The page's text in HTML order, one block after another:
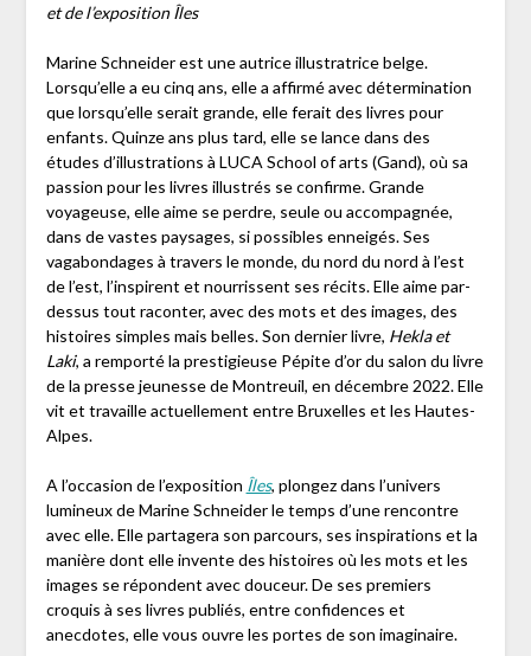
et de l’exposition Îles
Marine Schneider est une autrice illustratrice belge.
Lorsqu’elle a eu cinq ans, elle a affirmé avec détermination
que lorsqu’elle serait grande, elle ferait des livres pour
enfants. Quinze ans plus tard, elle se lance dans des
études d’illustrations à LUCA School of arts (Gand), où sa
passion pour les livres illustrés se confirme. Grande
voyageuse, elle aime se perdre, seule ou accompagnée,
dans de vastes paysages, si possibles enneigés. Ses
vagabondages à travers le monde, du nord du nord à l’est
de l’est, l’inspirent et nourrissent ses récits. Elle aime par-
dessus tout raconter, avec des mots et des images, des
histoires simples mais belles. Son dernier livre, Hekla et
Laki, a remporté la prestigieuse Pépite d’or du salon du livre
de la presse jeunesse de Montreuil, en décembre 2022. Elle
vit et travaille actuellement entre Bruxelles et les Hautes-
Alpes.
A l’occasion de l’exposition Îles, plongez dans l’univers
lumineux de Marine Schneider le temps d’une rencontre
avec elle. Elle partagera son parcours, ses inspirations et la
manière dont elle invente des histoires où les mots et les
images se répondent avec douceur. De ses premiers
croquis à ses livres publiés, entre confidences et
anecdotes, elle vous ouvre les portes de son imaginaire.